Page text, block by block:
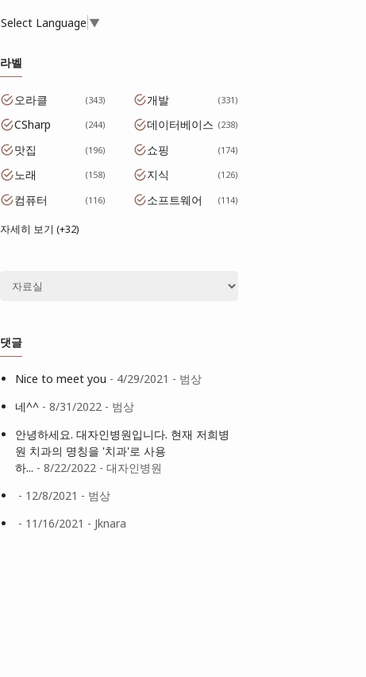
Select Language ▼
라벨
오라클 343 개발 331
CSharp 244 데이터베이스 238
맛집 196 쇼핑 174
노래 158 지식 126
컴퓨터 116 소프트웨어 114
자세히 보기 (+32)
댓글
Nice to meet you - 4/29/2021 - 범상
네^^- 8/31/2022- 범상
안녕하세요. 대자인병원입니다. 현재 저희병
원 치과의 명칭을 '치과'로 사용
하... - 8/22/2022- 대자인병원
- 12/8/2021 - 범상
- 11/16/2021 - Jknara